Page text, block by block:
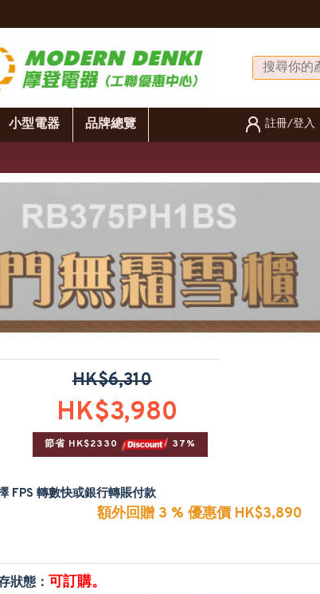
小型電器 品牌總覽 註冊/登入
HK$3,980
HK$6,310
節省 HK$2330 37%
FPS 轉數快或銀行轉賬付款
額外回贈 3 % 優惠價 HK$3,890
狀態： 可訂購。